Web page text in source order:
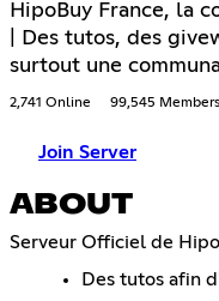
HipoBuy France, la
| Des tutos, des
surtout une
2,741 Online 99,545 Members
Join Server
ABOUT
Serveur Officiel de
Des tutos afin